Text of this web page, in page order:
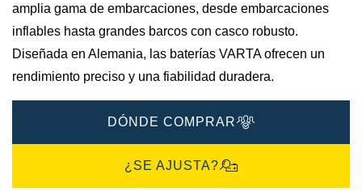
amplia gama de embarcaciones, desde embarcaciones
inflables hasta grandes barcos con casco robusto.
Diseñada en Alemania, las baterías VARTA ofrecen un
rendimiento preciso y una fiabilidad duradera.​
DÓNDE COMPRAR
¿SE AJUSTA?